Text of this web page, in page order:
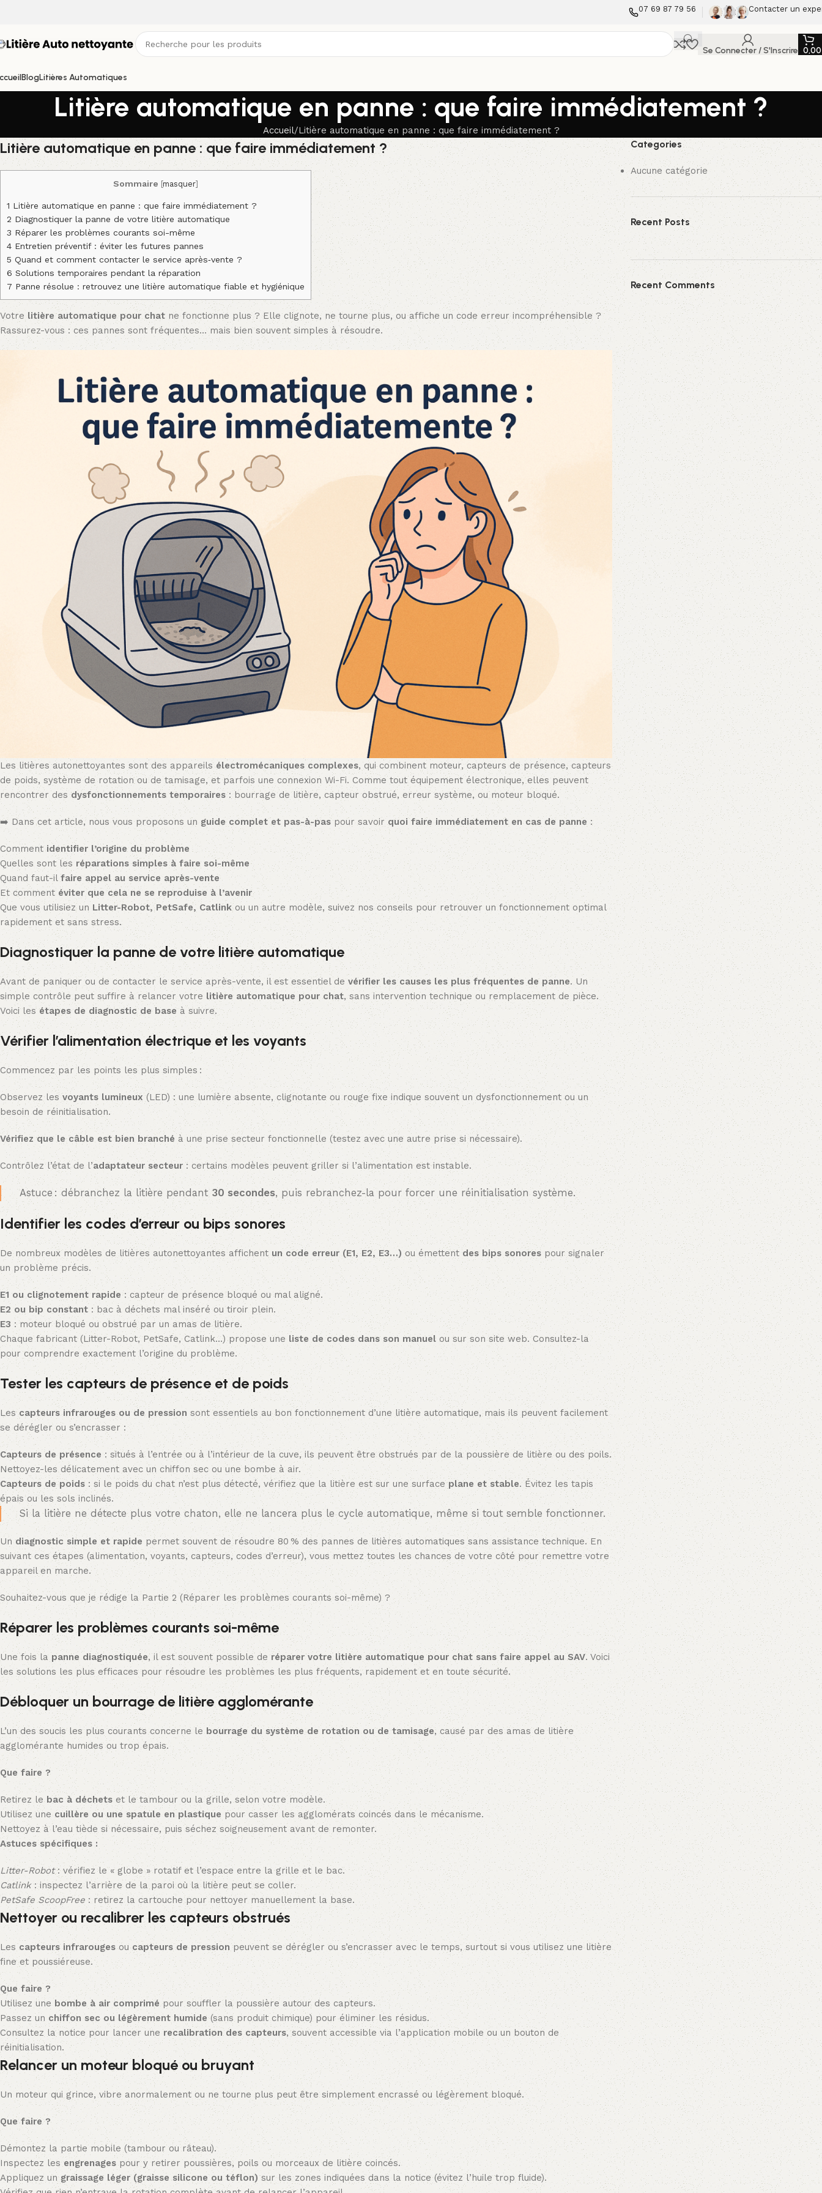
07 69 87 79 56 Contacter un
Se Connecter / S'Inscrire
BlogLitières Automatiques
Litière automatique en panne : que faire immédiatement ?
Accueil Litière automatique en panne : que faire immédiatement ?
Litière automatique en panne : que faire immédiatement ?
Sommaire [masquer]
1 Litière automatique en panne : que faire immédiatement ?
2 Diagnostiquer la panne de votre litière automatique
3 Réparer les problèmes courants soi-même
4 Entretien préventif : éviter les futures pannes
5 Quand et comment contacter le service après‑vente ?
6 Solutions temporaires pendant la réparation
7 Panne résolue : retrouvez une litière automatique fiable et hygiénique
Votre litière automatique pour chat ne fonctionne plus ? Elle clignote, ne tourne plus, ou affiche un code erreur incompréhensible ?
Rassurez-vous : ces pannes sont fréquentes… mais bien souvent simples à résoudre.
Les litières autonettoyantes sont des appareilsélectromécaniques complexes, qui combinent moteur, capteurs de présence, capteurs
de poids, système de rotation ou de tamisage, et parfois une connexion Wi-Fi. Comme tout équipement électronique, elles peuvent
rencontrer desdysfonctionnements temporaires: bourrage de litière, capteur obstrué, erreur système, ou moteur bloqué.
➡️ Dans cet article, nous vous proposons un guide complet et pas-à-paspour savoirquoi faire immédiatement en cas de panne :
Commentidentifier l’origine du problème
Quelles sont les réparations simples à faire soi-même
Quand faut-il faire appel au service après-vente
Et comment éviter que cela ne se reproduise à l’avenir
Que vous utilisiez un Litter-Robot, PetSafe, Catlinkou un autre modèle, suivez nos conseils pour retrouver un fonctionnement optimal
rapidement et sans stress.
Diagnostiquer la panne de votre litière automatique
Avant de paniquer ou de contacter le service après-vente, il est essentiel de vérifier les causes les plus fréquentes de panne. Un
simple contrôle peut suffire à relancer votre litière automatique pour chat, sans intervention technique ou remplacement de pièce.
Voici les étapes de diagnostic de baseà suivre.
Vérifier l’alimentation électrique et les voyants
Commencez par les points les plus simples :
Observez lesvoyants lumineux(LED) : une lumière absente, clignotante ou rouge fixe indique souvent un dysfonctionnement ou un
besoin de réinitialisation.
Vérifiez que le câble est bien branché à une prise secteur fonctionnelle (testez avec une autre prise si nécessaire).
Contrôlez l’état de l’adaptateur secteur : certains modèles peuvent griller si l’alimentation est instable.
Astuce : débranchez la litière pendant30 secondes, puis rebranchez-la pour forcer une réinitialisation système.
Identifier les codes d’erreur ou bips sonores
De nombreux modèles de litières autonettoyantes affichent un code erreur (E1, E2, E3…) ou émettentdes bips sonores pour signaler
un problème précis.
E1 ou clignotement rapide: capteur de présence bloqué ou mal aligné.
E2 ou bip constant : bac à déchets mal inséré ou tiroir plein.
E3 : moteur bloqué ou obstrué par un amas de litière.
Chaque fabricant (Litter-Robot, PetSafe, Catlink…) propose une liste de codes dans son manuel ou sur son site web. Consultez-la
pour comprendre exactement l’origine du problème.
Tester les capteurs de présence et de poids
Lescapteurs infrarouges ou de pression sont essentiels au bon fonctionnement d’une litière automatique, mais ils peuvent facilement
se dérégler ou s’encrasser :
Capteurs de présence : situés à l’entrée ou à l’intérieur de la cuve, ils peuvent être obstrués par de la poussière de litière ou des poils.
Nettoyez-les délicatement avec un chiffon sec ou une bombe à air.
Capteurs de poids : si le poids du chat n’est plus détecté, vérifiez que la litière est sur une surfaceplane et stable. Évitez les tapis
épais ou les sols inclinés.
Si la litière ne détecte plus votre chaton, elle ne lancera plus le cycle automatique, même si tout semble fonctionner.
Un diagnostic simple et rapide permet souvent de résoudre 80 % des pannes de litières automatiques sans assistance technique. En
suivant ces étapes (alimentation, voyants, capteurs, codes d’erreur), vous mettez toutes les chances de votre côté pour remettre votre
appareil en marche.
Souhaitez-vous que je rédige la Partie 2 (Réparer les problèmes courants soi-même) ?
Réparer les problèmes courants soi-même
Une fois la panne diagnostiquée, il est souvent possible deréparer votre litière automatique pour chat sans faire appel au SAV. Voici
les solutions les plus efficaces pour résoudre les problèmes les plus fréquents, rapidement et en toute sécurité.
Débloquer un bourrage de litière agglomérante
L’un des soucis les plus courants concerne lebourrage du système de rotation ou de tamisage, causé par des amas de litière
agglomérante humides ou trop épais.
Que faire ?
Retirez le bac à déchets et le tambour ou la grille, selon votre modèle.
Utilisez unecuillère ou une spatule en plastique pour casser les agglomérats coincés dans le mécanisme.
Nettoyez à l’eau tiède si nécessaire, puis séchez soigneusement avant de remonter.
Astuces spécifiques :
Litter-Robot: vérifiez le « globe » rotatif et l’espace entre la grille et le bac.
Catlink: inspectez l’arrière de la paroi où la litière peut se coller.
PetSafe ScoopFree : retirez la cartouche pour nettoyer manuellement la base.
Nettoyer ou recalibrer les capteurs obstrués
Lescapteurs infrarougesoucapteurs de pressionpeuvent se dérégler ou s’encrasser avec le temps, surtout si vous utilisez une litière
fine et poussiéreuse.
Que faire ?
Utilisez une bombe à air comprimépour souffler la poussière autour des capteurs.
Passez un chiffon sec ou légèrement humide(sans produit chimique) pour éliminer les résidus.
Consultez la notice pour lancer unerecalibration des capteurs, souvent accessible via l’application mobile ou un bouton de
réinitialisation.
Relancer un moteur bloqué ou bruyant
Un moteur qui grince, vibre anormalement ou ne tourne plus peut être simplement encrassé ou légèrement bloqué.
Que faire ?
Démontez la partie mobile (tambour ou râteau).
Inspectez lesengrenagespour y retirer poussières, poils ou morceaux de litière coincés.
Appliquez ungraissage léger (graisse silicone ou téflon)sur les zones indiquées dans la notice (évitez l’huile trop fluide).
Categories
Aucune catégorie
Recent Posts
Recent Comments